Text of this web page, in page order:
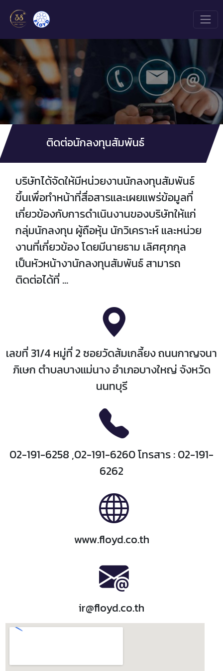
ติดต่อนักลงทุนสัมพันธ์
บริษัทได้จัดให้มีหน่วยงานนักลงทุนสัมพันธ์
ขึ้นเพื่อทำหน้าที่สื่อสารและเผยแพร่ข้อมูลที่
เกี่ยวข้องกับการดำเนินงานของบริษัทให้แก่
กลุ่มนักลงทุน ผู้ถือหุ้น นักวิเคราะห์ และหน่วย
งานที่เกี่ยวข้อง โดยมีนายธาม เลิศศุภกุล
เป็นหัวหน้างานักลงทุนสัมพันธ์ สามารถ
ติดต่อได้ที่ ...
เลขที่ 31/4 หมู่ที่ 2 ซอยวัดส้มเกลี้ยง ถนนกาญจนา
ภิเษก ตำบลบางแม่นาง อำเภอบางใหญ่ จังหวัด
นนทบุรี
02-191-6258 ,02-191-6260 โทรสาร : 02-191-
6262
www.floyd.co.th
ir@floyd.co.th